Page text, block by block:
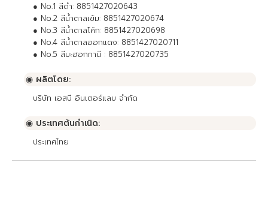
● No.1 สีดำ: 8851427020643
● No.2 สีน้ำตาลเข้ม: 8851427020674
● No.3 สีน้ำตาลโค้ก: 8851427020698
● No.4 สีน้ำตาลออกแดง: 8851427020711
● No.5 สีมะฮอกกานี : 8851427020735
◉ ผลิตโดย:
บริษัท เอสบี อินเตอร์แลบ จำกัด
◉ ประเทศต้นกำเนิด:
ประเทศไทย